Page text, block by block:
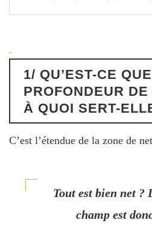
1/ QU’EST-CE
PROFONDEUR DE
À QUOI SERT-
C’est l’étendue de la zone de
Tout est bien net ?
champ est